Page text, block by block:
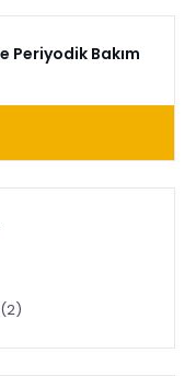
Periyodik Bakım